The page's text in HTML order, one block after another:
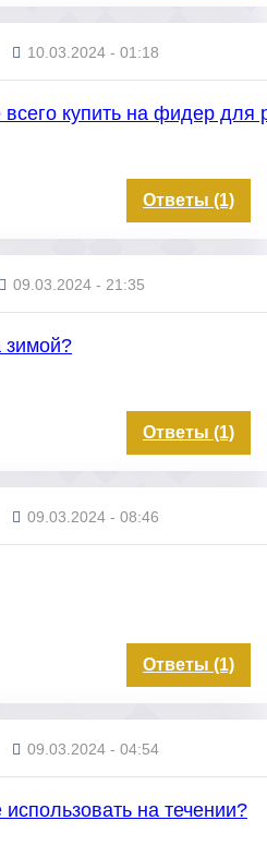
10.03.2024 - 01:18
купить на фидер для
Ответы (1)
09.03.2024 - 21:35
зимой?
Ответы (1)
09.03.2024 - 08:46
Ответы (1)
09.03.2024 - 04:54
на течении?